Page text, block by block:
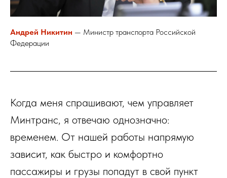
Андрей Никитин — Министр транспорта Российской
Федерации
Когда меня спрашивают, чем управляет
Минтранс, я отвечаю однозначно:
временем. От нашей работы напрямую
зависит, как быстро и комфортно
пассажиры и грузы попадут в свой пункт